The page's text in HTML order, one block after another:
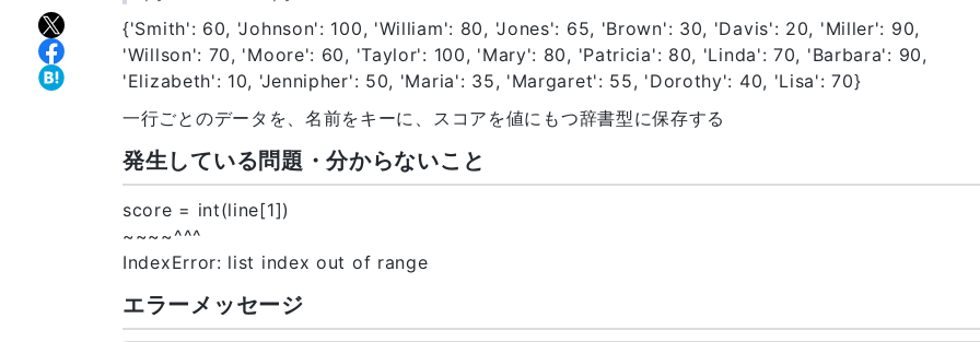
{'Smith': 60, 'Johnson': 100, 'William': 80, 'Jones': 65, 'Brown': 30, 'Davis': 20, 'Miller': 90,
'Willson': 70, 'Moore': 60, 'Taylor': 100, 'Mary': 80, 'Patricia': 80, 'Linda': 70, 'Barbara': 90,
'Elizabeth': 10, 'Jennipher': 50, 'Maria': 35, 'Margaret': 55, 'Dorothy': 40, 'Lisa': 70}
一行ごとのデータを、名前をキーに、スコアを値にもつ辞書型に保存する
発生している問題・分からないこと
score = int(line[1])
~~~~^^^
IndexError: list index out of range
エラーメッセージ